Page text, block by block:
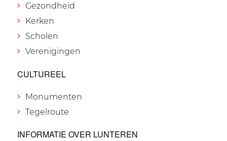
Gezondheid
Kerken
Scholen
Verenigingen
CULTUREEL
Monumenten
Tegelroute
INFORMATIE OVER LUNTEREN